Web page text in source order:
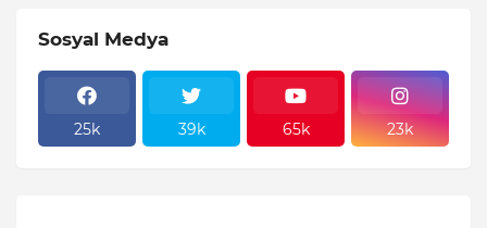
Sosyal Medya
25k 39k 65k 23k